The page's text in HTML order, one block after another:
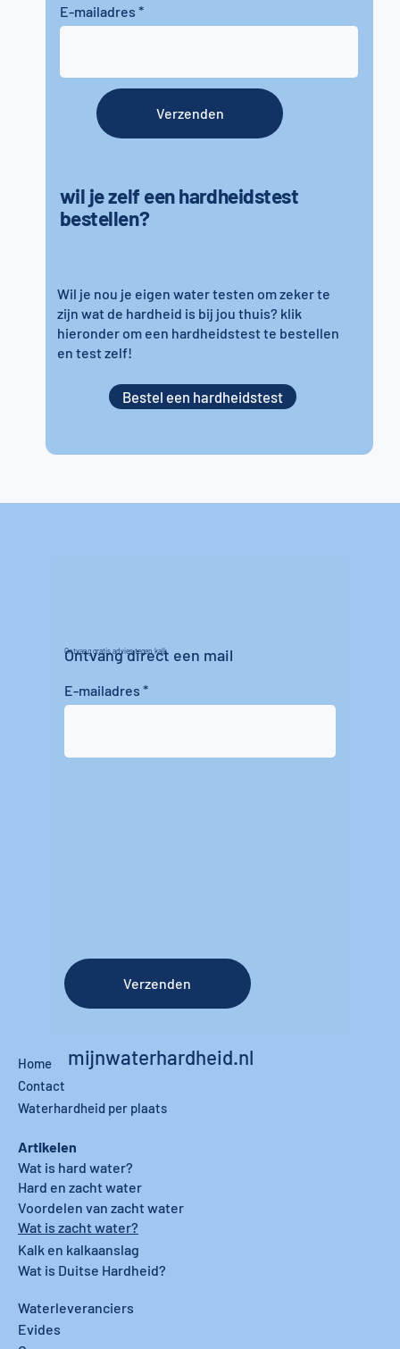
wil je zelf een hardheidstest
bestellen?
E-mailadres
Wil je nou je eigen water testen om zeker te
zijn wat de hardheid is bij jou thuis? klik
hieronder om een hardheidstest te bestellen
en test zelf!
Verzenden
Bestel een hardheidstest
Ontvang gratis advies tegen kalk
Ontvang direct een mail
E-mailadres
Verzenden
mijnwaterhardheid.nl
Home
Contact
Waterhardheid per plaats
Waterleveranciers
Evides
Artikelen
Wat is hard water?
Hard en zacht water
Wat is zacht water?
Voordelen van zacht water
Kalk en kalkaanslag
Wat is Duitse Hardheid?